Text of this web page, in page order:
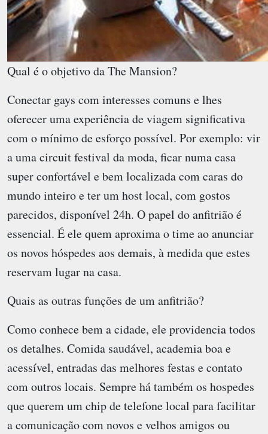
Qual é o objetivo da The Mansion?
Conectar gays com interesses comuns e lhes
oferecer uma experiência de viagem significativa
com o mínimo de esforço possível. Por exemplo: vir
a uma circuit festival da moda, ficar numa casa
super confortável e bem localizada com caras do
mundo inteiro e ter um host local, com gostos
parecidos, disponível 24h. O papel do anfitrião é
essencial. É ele quem aproxima o time ao anunciar
os novos hóspedes aos demais, à medida que estes
reservam lugar na casa.
Quais as outras funções de um anfitrião?
Como conhece bem a cidade, ele providencia todos
os detalhes. Comida saudável, academia boa e
acessível, entradas das melhores festas e contato
com outros locais. Sempre há também os hospedes
que querem um chip de telefone local para facilitar
a comunicação com novos e velhos amigos ou